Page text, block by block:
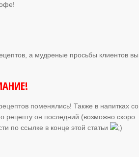
а мудреные просьбы клиентов вы
поменялись! Также в напитках со
рецепту он последний (возможно скоро
по ссылке в конце этой статьи